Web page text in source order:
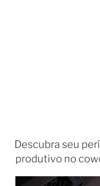
Descubra seu
produtivo no